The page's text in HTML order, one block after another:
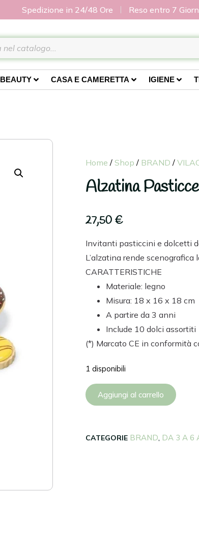
Spedizione in 24/48 Ore Reso entro 7
BEAUTY CASA E CAMERETTA IGIENE
Home / Shop / BRAND /
Alzatina
27,50 €
Invitanti pasticcini e dolcetti
L’alzatina rende scenografica
CARATTERISTICHE
Materiale: legno
Misura: 18 x 16 x 18 cm
A partire da 3 anni
Include 10 dolci assortiti
(*) Marcato CE in conformità
1 disponibili
Aggiungi al carrello
CATEGORIE BRAND DA 3 A 6